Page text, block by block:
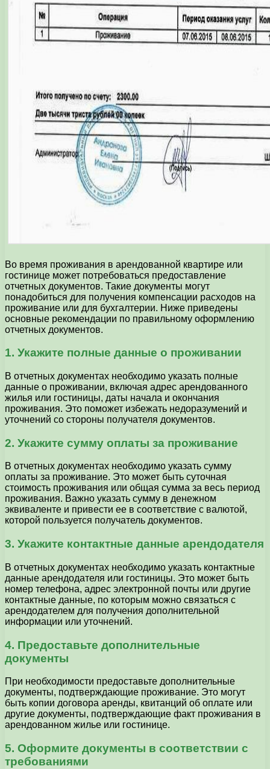
Во время проживания в арендованной квартире или
гостинице может потребоваться предоставление
отчетных документов. Такие документы могут
понадобиться для получения компенсации расходов на
проживание или для бухгалтерии. Ниже приведены
основные рекомендации по правильному оформлению
отчетных документов.
1. Укажите полные данные о проживании
В отчетных документах необходимо указать полные
данные о проживании, включая адрес арендованного
жилья или гостиницы, даты начала и окончания
проживания. Это поможет избежать недоразумений и
уточнений со стороны получателя документов.
2. Укажите сумму оплаты за проживание
В отчетных документах необходимо указать сумму
оплаты за проживание. Это может быть суточная
стоимость проживания или общая сумма за весь период
проживания. Важно указать сумму в денежном
эквиваленте и привести ее в соответствие с валютой,
которой пользуется получатель документов.
3. Укажите контактные данные арендодателя
В отчетных документах необходимо указать контактные
данные арендодателя или гостиницы. Это может быть
номер телефона, адрес электронной почты или другие
контактные данные, по которым можно связаться с
арендодателем для получения дополнительной
информации или уточнений.
4. Предоставьте дополнительные
документы
При необходимости предоставьте дополнительные
документы, подтверждающие проживание. Это могут
быть копии договора аренды, квитанций об оплате или
другие документы, подтверждающие факт проживания в
арендованном жилье или гостинице.
5. Оформите документы в соответствии с
требованиями